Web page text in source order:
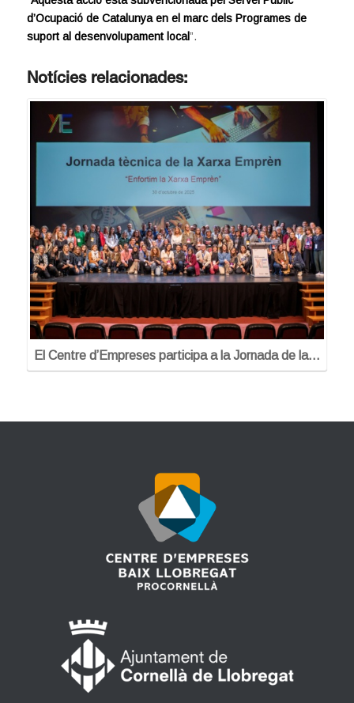
d’Ocupació de Catalunya en el marc dels Programes de
suport al desenvolupament local”.
Notícies relacionades:
El Centre d’Empreses participa a la Jornada de la…